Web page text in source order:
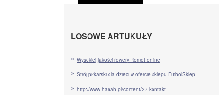
LOSOWE ARTUKUŁY
Wysokiej jakości rowery Romet online
Strój piłkarski dla dzieci w ofercie sklepu FutbolSklep
http://www.hanah.pl/content/27-kontakt